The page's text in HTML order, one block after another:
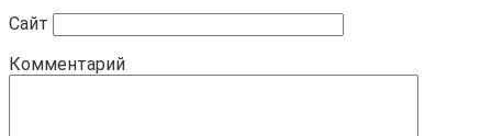
Сайт
Комментарий